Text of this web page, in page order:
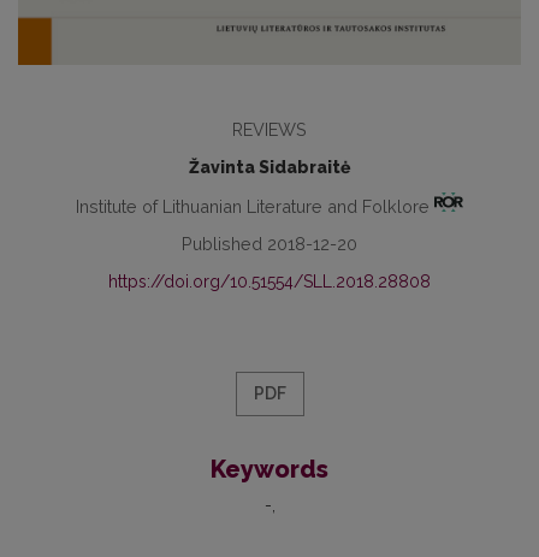
REVIEWS
Žavinta Sidabraitė
Institute of Lithuanian Literature and Folklore
Published 2018-12-20
https://doi.org/10.51554/SLL.2018.28808
PDF
Keywords
-